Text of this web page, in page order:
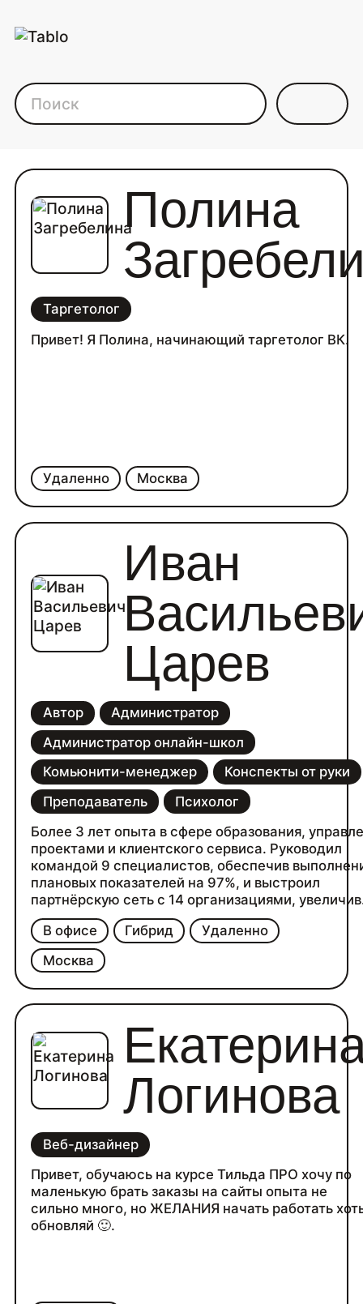
Каталог фрилансеров
Удаленно Москва
Полина
Таргетолог
Привет! Я Полина, начинающий таргетолог ВК.
В офисе Гибрид
Удаленно
Москва
Иван
Царев
Автор
Администратор
Администратор онлайн-школ
Комьюнити-менеджер
Конспекты от руки
Преподаватель
Психолог
Более 3 лет опыта в сфере образования,
проектами и клиентского сервиса. Руководил
командой 9 специалистов, обеспечив
плановых показателей на 97%, и выстроил
партнёрскую сеть с 14 организациями, увеличив
число совместных мероприятий на 40%. В
2,5 лет выступал лектором Общества «Знание»:
разрабатывал обучающие материалы, проводил
лекции очно и онлайн. Имею опыт
школе, работы с детьми, консультирования и
документооборота. Ключевые навыки:
командой, публичные выступления, проектная
деятельность, работа с разными аудиториями.
Логинова
Веб-дизайнер
Привет, обучаюсь на курсе Тильда ПРО хочу по
маленькую брать заказы на сайты опыта не
сильно много, но ЖЕЛАНИЯ начать работать
обновляй 🙂.